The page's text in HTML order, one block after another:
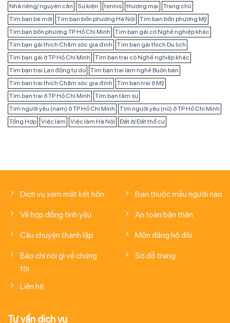
Nhà riêng/ nguyên căn
Sự kiện: tennis thương mại
Trang chủ
Tìm bạn bè mới
Tìm bạn bốn phương Hà Nội
Tìm bạn bốn phương Mỹ
Tìm bạn bốn phương TP Hồ Chí Minh
Tìm bạn gái có Nghề nghiệp khác
Tìm bạn gái thích Chăm sóc gia đình
Tìm bạn gái thích Du lịch
Tìm bạn gái ở TP Hồ Chí Minh
Tìm bạn trai có Nghề nghiệp khác
Tìm bạn trai Lao động tự do
Tìm bạn trai làm nghề Buôn bán
Tìm bạn trai thích Chăm sóc gia đình
Tìm bạn trai ở Mỹ
Tìm bạn trai ở TP Hồ Chí Minh
Tìm bạn tâm sự
Tìm người yêu (nam) ở TP Hồ Chí Minh
Tìm người yêu (nữ) ở TP Hồ Chí Minh
Tổng Hợp
Việc làm Việc làm Hà Nội Đất ở/ Đất thổ cư
Dịch vụ xem mặt kết hôn
Về hợp đồng tình yêu
Câu chuyện thành lập
Báo chí nói gì về chúng
tôi
Liên hệ
Bạn thuộc mẫu người nào
An toàn bản thân
Môn đăng hộ đối
Sơ đồ trang
Tư vấn dịch vụ